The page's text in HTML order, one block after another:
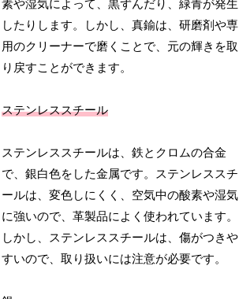
素や湿気によって、黒ずんだり、緑青が発生
したりします。しかし、真鍮は、研磨剤や専
用のクリーナーで磨くことで、元の輝きを取
り戻すことができます。
ステンレススチール
ステンレススチールは、鉄とクロムの合金
で、銀白色をした金属です。ステンレススチ
ールは、変色しにくく、空気中の酸素や湿気
に強いので、革製品によく使われています。
しかし、ステンレススチールは、傷がつきや
すいので、取り扱いには注意が必要です。